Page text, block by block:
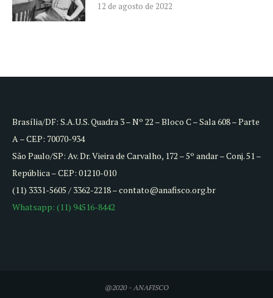
12 de agosto de 2022
Brasília/DF: S.A.U.S. Quadra 3 – Nº 22 – Bloco C – Sala 608 – Parte
A – CEP: 70070-934
São Paulo/SP: Av. Dr. Vieira de Carvalho, 172 – 5º andar – Conj. 51 –
República – CEP: 01210-010
(11) 3331-5605 / 3362-2218 – contato@anafisco.org.br
Whatsapp: (11) 94516-8442
@2020 - ANAFISCO